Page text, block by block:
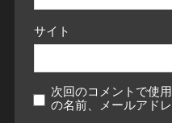
サイト
次回のコメントで使
の名前、メールアド